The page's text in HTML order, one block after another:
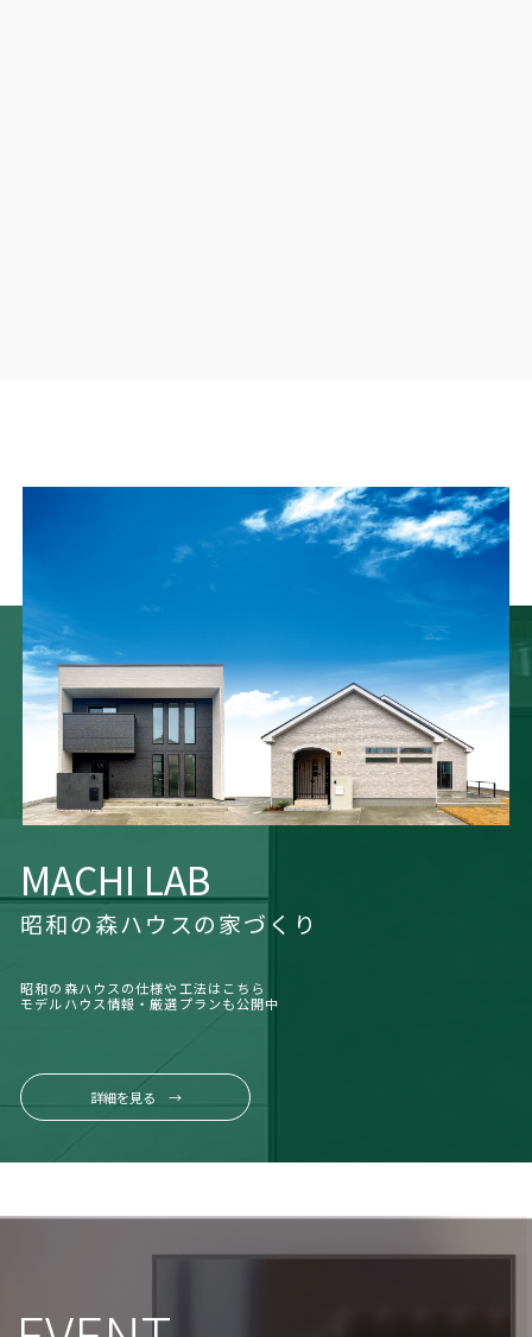
MACHI LAB
昭和の森ハウスの家づくり
昭和の森ハウスの仕様や工法はこちら
モデルハウス情報・厳選プランも公開中
詳細を見る →